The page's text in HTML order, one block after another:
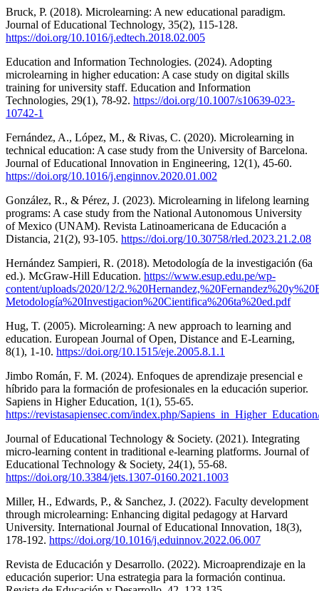
Bruck, P. (2018). Microlearning: A new educational paradigm.
Journal of Educational Technology, 35(2), 115-128.
https://doi.org/10.1016/j.edtech.2018.02.005
Education and Information Technologies. (2024). Adopting
microlearning in higher education: A case study on digital skills
training for university staff. Education and Information
Technologies, 29(1), 78-92. https://doi.org/10.1007/s10639-023-
10742-1
Fernández, A., López, M., & Rivas, C. (2020). Microlearning in
technical education: A case study from the University of Barcelona.
Journal of Educational Innovation in Engineering, 12(1), 45-60.
https://doi.org/10.1016/j.enginnov.2020.01.002
González, R., & Pérez, J. (2023). Microlearning in lifelong learning
programs: A case study from the National Autonomous University
of Mexico (UNAM). Revista Latinoamericana de Educación a
Distancia, 21(2), 93-105. https://doi.org/10.30758/rled.2023.21.2.08
Hernández Sampieri, R. (2018). Metodología de la investigación (6a
ed.). McGraw-Hill Education. https://www.esup.edu.pe/wp-
content/uploads/2020/12/
Metodología%20Investigacion%20Cientifica%206ta%20ed.pdf
Hug, T. (2005). Microlearning: A new approach to learning and
education. European Journal of Open, Distance and E-Learning,
8(1), 1-10. https://doi.org/10.1515/eje.2005.8.1.1
Jimbo Román, F. M. (2024). Enfoques de aprendizaje presencial e
híbrido para la formación de profesionales en la educación superior.
Sapiens in Higher Education, 1(1), 55-65.
https://revistasapiensec.com/index.php/
Journal of Educational Technology & Society. (2021). Integrating
micro-learning content in traditional e-learning platforms. Journal of
Educational Technology & Society, 24(1), 55-68.
https://doi.org/10.3384/jets.1307-0160.2021.1003
Miller, H., Edwards, P., & Sanchez, J. (2022). Faculty development
through microlearning: Enhancing digital pedagogy at Harvard
University. International Journal of Educational Innovation, 18(3),
178-192. https://doi.org/10.1016/j.eduinnov.2022.06.007
Revista de Educación y Desarrollo. (2022). Microaprendizaje en la
educación superior: Una estrategia para la formación continua.